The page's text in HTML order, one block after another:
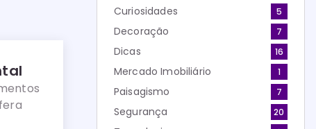
Curiosidades 5
Decoração 7
Dicas 16
Mercado Imobiliário 1
Paisagismo 7
Segurança 20